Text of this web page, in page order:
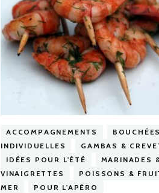
ACCOMPAGNEMENTS
BOUCHÉES
INDIVIDUELLES
GAMBAS &
IDÉES POUR L'ÉTÉ
MARINADES
VINAIGRETTES
POISSONS &
MER
POUR L'APÉRO